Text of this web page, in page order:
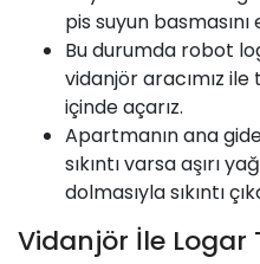
pis suyun basmasını
Bu durumda robot
vidanjör aracımız
içinde açarız.
Apartmanın ana
sıkıntı varsa aşırı
dolmasıyla sıkıntı
Vidanjör İle Logar